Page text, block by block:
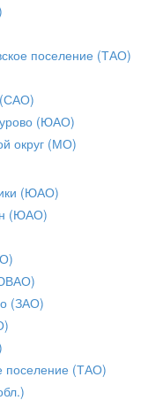
поселение (ТАО)
(ЮАО)
округ (МО)
(ЮАО)
(ЮАО)
(ЗАО)
поселение (ТАО)